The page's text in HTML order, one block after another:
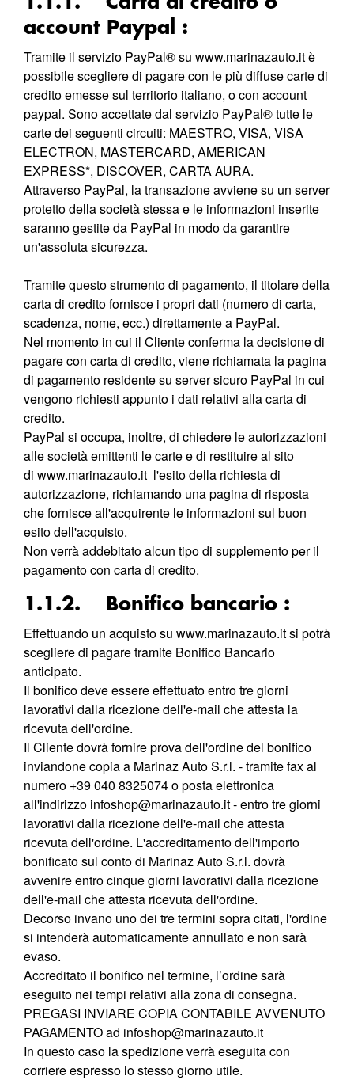
account Paypal :
Tramite il servizio PayPal® su www.marinazauto.itè
possibile scegliere di pagare con le più diffuse carte di
credito emesse sul territorio italiano, o con account
paypal. Sono accettate dal servizio PayPal® tutte le
carte dei seguenti circuiti: MAESTRO, VISA, VISA
ELECTRON, MASTERCARD, AMERICAN
EXPRESS*, DISCOVER, CARTA AURA.
Attraverso PayPal, la transazione avviene su un server
protetto della società stessa e le informazioni inserite
saranno gestite da PayPal in modo da garantire
un'assoluta sicurezza.
Tramite questo strumento di pagamento, il titolare della
carta di credito fornisce i propri dati (numero di carta,
scadenza, nome, ecc.) direttamente a PayPal.
Nel momento in cui il Cliente conferma la decisione di
pagare con carta di credito, viene richiamata la pagina
di pagamento residente su server sicuro PayPal in cui
vengono richiesti appunto i dati relativi alla carta di
credito.
PayPal si occupa, inoltre, di chiedere le autorizzazioni
alle società emittenti le carte e di restituire al sito
di www.marinazauto.it l'esito della richiesta di
autorizzazione, richiamando una pagina di risposta
che fornisce all'acquirente le informazioni sul buon
esito dell'acquisto.
Non verrà addebitato alcun tipo di supplemento per il
pagamento con carta di credito.
1.1.2. Bonifico bancario :
Effettuando un acquisto su www.marinazauto.it si potrà
scegliere di pagare tramite Bonifico Bancario
anticipato.
Il bonifico deve essere effettuato entro tre giorni
lavorativi dalla ricezione dell'e-mail che attesta la
ricevuta dell'ordine.
Il Cliente dovrà fornire prova dell'ordine del bonifico
inviandone copia a Marinaz Auto S.r.l. - tramite fax al
numero +39 040 8325074 o posta elettronica
all'indirizzo infoshop@marinazauto.it - entro tre giorni
lavorativi dalla ricezione dell'e-mail che attesta
ricevuta dell'ordine. L'accreditamento dell'importo
bonificato sul conto di Marinaz Auto S.r.l. dovrà
avvenire entro cinque giorni lavorativi dalla ricezione
dell'e-mail che attesta ricevuta dell'ordine.
Decorso invano uno dei tre termini sopra citati, l'ordine
si intenderà automaticamente annullato e non sarà
evaso.
Accreditato il bonifico nel termine, l’ordine sarà
eseguito nei tempi relativi alla zona di consegna.
PREGASI INVIARE COPIA CONTABILE AVVENUTO
PAGAMENTO ad infoshop@marinazauto.it
In questo caso la spedizione verrà eseguita con
corriere espresso lo stesso giorno utile.